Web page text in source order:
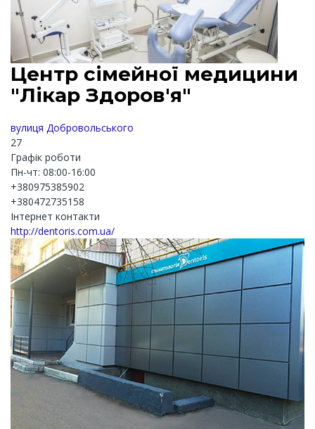
Центр сімейної медицини
"Лікар Здоров'я"
вулиця Добровольського
27
Графік роботи
Пн-чт: 08:00-16:00
+380975385902
+380472735158
Інтернет контакти
http://dentoris.com.ua/